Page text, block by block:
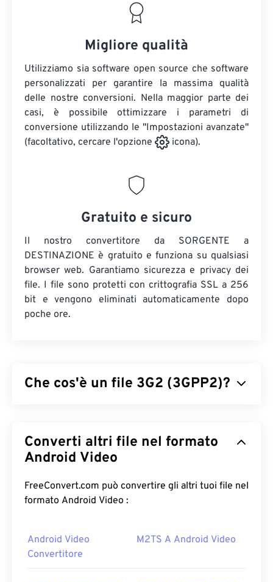
Migliore qualità
Utilizziamo sia software open source che software
personalizzati per garantire la massima qualità
delle nostre conversioni. Nella maggior parte dei
casi, è possibile ottimizzare i parametri di
conversione utilizzando le "Impostazioni avanzate"
(facoltativo, cercare l'opzione
icona).
Gratuito e sicuro
Il nostro convertitore da SORGENTE a
DESTINAZIONE è gratuito e funziona su qualsiasi
browser web. Garantiamo sicurezza e privacy dei
file. I file sono protetti con crittografia SSL a 256
bit e vengono eliminati automaticamente dopo
poche ore.
Che cos'è un file 3G2 (3GPP2)?
(Code Division Multiple Access) di terza
generazione (3G). Poiché CDMA è una tecnologia
telefoni cellulari su reti CDMA di acquisire, salvare,
distribuire e riprodurre contenuti multimediali
Come aprire un file 3G2?
Converti altri file nel formato
Android Video
FreeConvert.com può convertire gli altri tuoi file nel
formato Android Video :
Android Video
Convertitore
M2TS A Android Video